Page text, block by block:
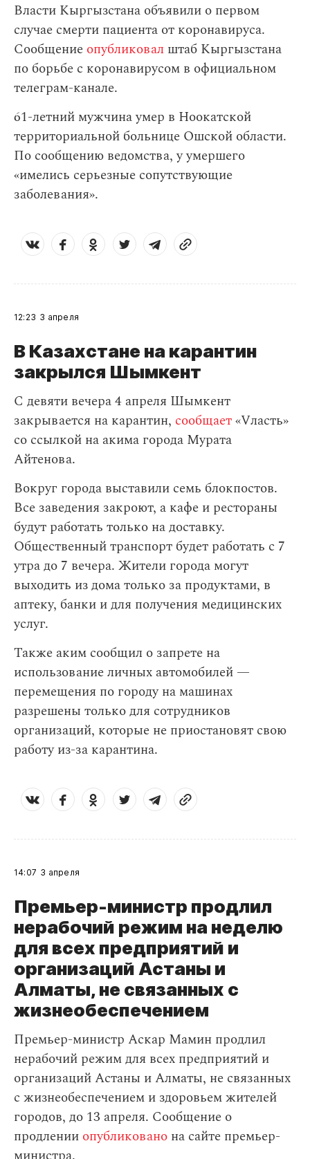
Власти Кыргызстана объявили о первом
случае смерти пациента от коронавируса.
Сообщение опубликовал штаб Кыргызстана
по борьбе с коронавирусом в официальном
телеграм-канале.
61-летний мужчина умер в Ноокатской
территориальной больнице Ошской области.
По сообщению ведомства, у умершего
«имелись серьезные сопутствующие
заболевания».
12:23 3 апреля
В Казахстане на карантин
закрылся Шымкент
С девяти вечера 4 апреля Шымкент
закрывается на карантин, сообщает«Vласть»
со ссылкой на акима города Мурата
Айтенова.
Вокруг города выставили семь блокпостов.
Все заведения закроют, а кафе и рестораны
будут работать только на доставку.
Общественный транспорт будет работать с 7
утра до 7 вечера. Жители города могут
выходить из дома только за продуктами, в
аптеку, банки и для получения медицинских
услуг.
Также аким сообщил о запрете на
использование личных автомобилей —
перемещения по городу на машинах
разрешены только для сотрудников
организаций, которые не приостановят свою
работу из-за карантина.
14:07 3 апреля
Премьер-министр продлил
нерабочий режим на неделю
для всех предприятий и
организаций Астаны и
Алматы, не связанных с
жизнеобеспечением
Премьер-министр Аскар Мамин продлил
нерабочий режим для всех предприятий и
организаций Астаны и Алматы, не связанных
с жизнеобеспечением и здоровьем жителей
городов, до 13 апреля. Сообщение о
продлении опубликовано на сайте премьер-